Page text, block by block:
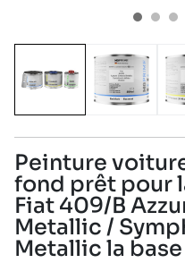
Peinture
fond prêt pour
Fiat 409/B
Metallic /
Metallic la base